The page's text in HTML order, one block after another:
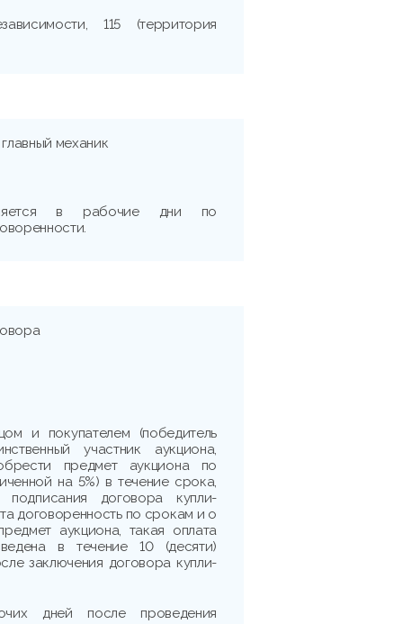
115 (территория
механик
в рабочие дни по
и покупателем (победитель
участник аукциона,
предмет аукциона по
на 5%) в течение срока,
подписания договора купли-
договоренность по срокам и о
аукциона, такая оплата
в течение 10 (десяти)
заключения договора купли-
дней после проведения